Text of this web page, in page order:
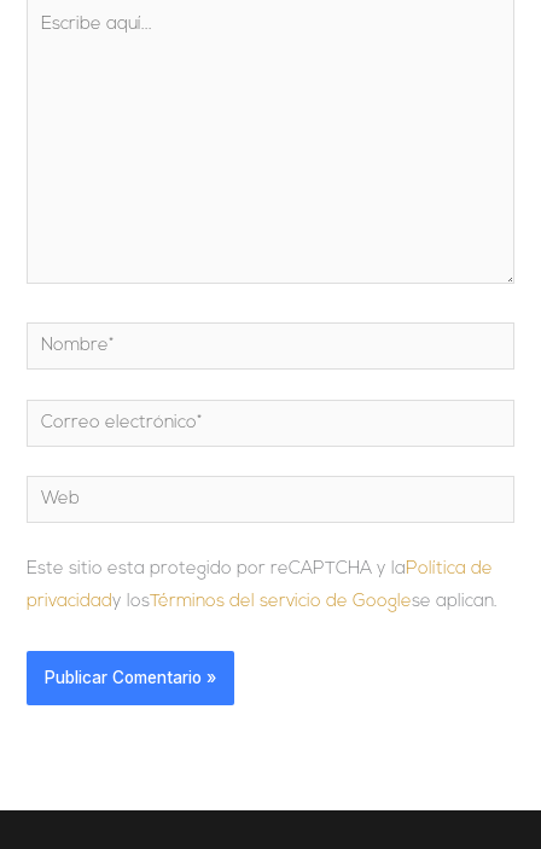
Nombre*
Correo
electrónico*
Web
Este sitio esta protegido por reCAPTCHA y laPolítica de
privacidady losTérminos del servicio de Googlese aplican.